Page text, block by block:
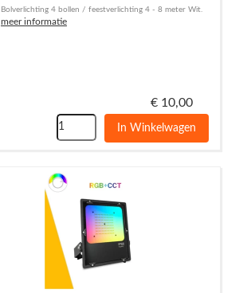
Bolverlichting 4 bollen / feestverlichting 4 - 8 meter Wit.
meer informatie
€ 10,00
In Winkelwagen